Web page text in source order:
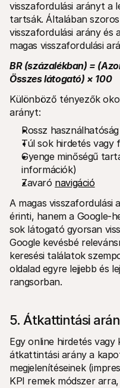
visszafordulási arányt a
tartsák. Általában
visszafordulási arány és
magas visszafordulási
BR (százalékban) =
Összes látogató) × 100
Különböző tényezők
arányt:
Rossz
Túl sok hirdetés vagy
Gyenge minőségű
információk)
Zavaró navigáció
A magas visszafordulási
érinti, hanem a Google-
sok látogató gyorsan
Google kevésbé
keresési találatok
oldalad egyre lejjebb és
rangsorban.
5. Átkattintási
Egy online hirdetés vagy
átkattintási arány a
megjelenítéseinek
KPI remek módszer